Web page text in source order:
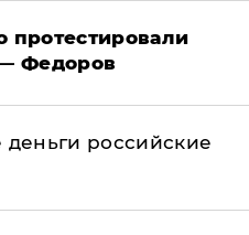
Федоров
российские